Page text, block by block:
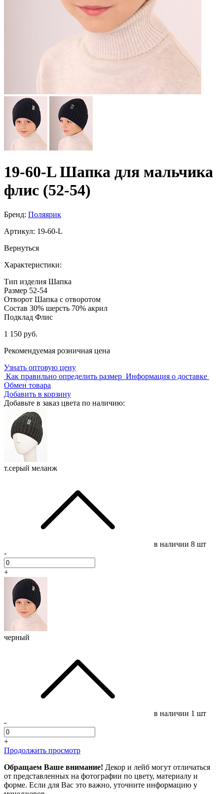
19-60-L Шапка для мальчика
флис (52-54)
Бренд: Поляярик
Артикул: 19-60-L
Вернуться
Характеристики:
Тип изделия Шапка
Размер 52-54
Отворот Шапка с отворотом
Состав 30% шерсть 70% акрил
Подклад Флис
1 150 руб.
Рекомендуемая розничная цена
Узнать оптовую цену
Как правильно определить размер Информация о доставке
Обмен товара
Добавить в корзину
Добавьте в заказ цвета по наличию:
т.серый меланж
в наличии 8 шт
-
+
черный
в наличии 1 шт
-
+
Продолжить просмотр
Обращаем Ваше внимание! Декор и лейб могут отличаться
от представленных на фотографии по цвету, материалу и
форме. Если для Вас это важно, уточните информацию у